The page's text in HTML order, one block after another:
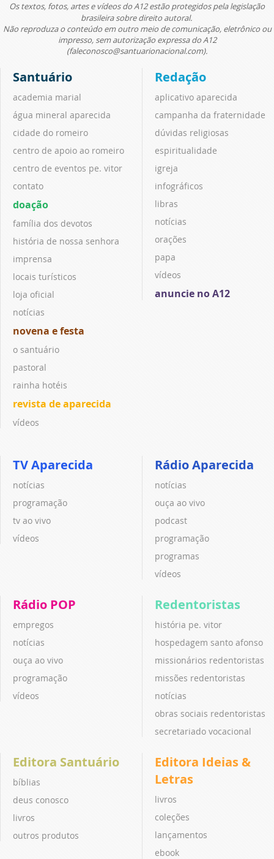
Os textos, fotos, artes e vídeos do A12 estão protegidos pela legislação
brasileira sobre direito autoral.
Não reproduza o conteúdo em outro meio de comunicação, eletrônico ou
impresso, sem autorização expressa do A12
(faleconosco@santuarionacional.com).
Santuário
academia marial
água mineral aparecida
cidade do romeiro
centro de apoio ao romeiro
centro de eventos pe. vitor
contato
doação
família dos devotos
história de nossa senhora
imprensa
locais turísticos
loja oficial
notícias
novena e festa
o santuário
pastoral
rainha hotéis
revista de aparecida
vídeos
Redação
aplicativo aparecida
campanha da fraternidade
dúvidas religiosas
espiritualidade
igreja
infográficos
libras
notícias
orações
papa
vídeos
anuncie no A12
TV Aparecida
notícias
programação
tv ao vivo
vídeos
Rádio Aparecida
notícias
ouça ao vivo
podcast
programação
programas
vídeos
Rádio POP
empregos
notícias
ouça ao vivo
programação
vídeos
Redentoristas
história pe. vitor
hospedagem santo afonso
missionários redentoristas
missões redentoristas
notícias
obras sociais redentoristas
secretariado vocacional
Editora Santuário
bíblias
deus conosco
livros
outros produtos
Editora Ideias &
Letras
livros
coleções
lançamentos
ebook